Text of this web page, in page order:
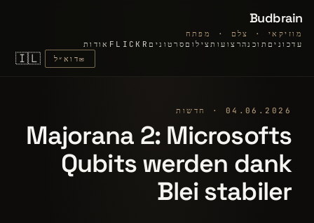
Budbrain
מוזיקאי · צלם · מפתח
עדכונים תוכנהרצועותצילום סרטונים FLICKR אודות
✉דוא״ל 🇮🇱
04.06.2026 · חדשות
Majorana 2: Microsofts
Qubits werden dank
Blei stabiler